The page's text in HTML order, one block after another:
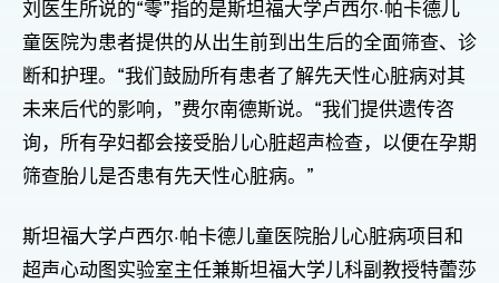
刘医生所说的“零”指的是斯坦福大学卢西尔·帕卡德儿
童医院为患者提供的从出生前到出生后的全面筛查、诊
断和护理。“我们鼓励所有患者了解先天性心脏病对其
未来后代的影响，”费尔南德斯说。“我们提供遗传咨
询，所有孕妇都会接受胎儿心脏超声检查，以便在孕期
筛查胎儿是否患有先天性心脏病。”
斯坦福大学卢西尔·帕卡德儿童医院胎儿心脏病项目和
超声心动图实验室主任兼斯坦福大学儿科副教授特蕾莎